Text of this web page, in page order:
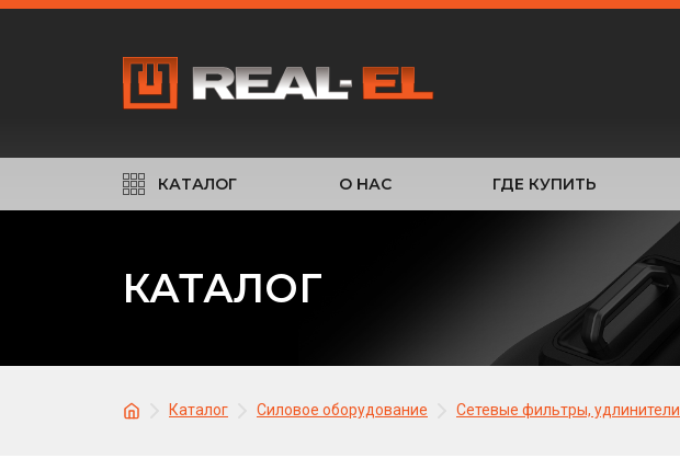
КАТАЛОГ О НАС ГДЕ КУПИТЬ
КАТАЛОГ
Каталог Силовое оборудование Сетевые фильтры, удлинители